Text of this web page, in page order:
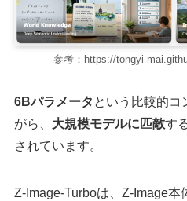
参考：https://tongyi-
6Bパラメータ という比較的コ
がら、 大規模モデルに匹敵す
されています。
Z-Image-Turboは、Z-Image本